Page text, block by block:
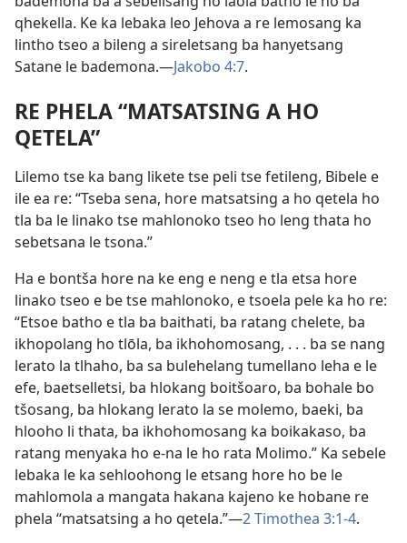
qhekella. Ke ka lebaka leo Jehova a re lemosang ka
lintho tseo a bileng a sireletsang ba hanyetsang
Satane le bademona.—Jakobo 4:7.
RE PHELA “MATSATSING A HO
QETELA”
Lilemo tse ka bang likete tse peli tse fetileng, Bibele e
ile ea re: “Tseba sena, hore matsatsing a ho qetela ho
tla ba le linako tse mahlonoko tseo ho leng thata ho
sebetsana le tsona.”
Ha e bontša hore na ke eng e neng e tla etsa hore
linako tseo e be tse mahlonoko, e tsoela pele ka ho re:
“Etsoe batho e tla ba baithati, ba ratang chelete, ba
ikhopolang ho tlōla, ba ikhohomosang, . . . ba se nang
lerato la tlhaho, ba sa bulehelang tumellano leha e le
efe, baetselletsi, ba hlokang boitšoaro, ba bohale bo
tšosang, ba hlokang lerato la se molemo, baeki, ba
hlooho li thata, ba ikhohomosang ka boikakaso, ba
ratang menyaka ho e-na le ho rata Molimo.” Ka sebele
lebaka le ka sehloohong le etsang hore ho be le
mahlomola a mangata hakana kajeno ke hobane re
phela “matsatsing a ho qetela.”—2 Timothea 3:1-4.